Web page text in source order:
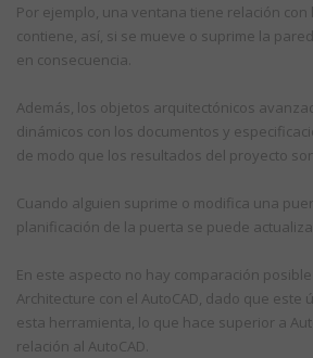
Por ejemplo, una ventana tiene relación con
contiene, así, si se mueve o suprime la
en consecuencia.
Además, los objetos arquitectónicos
dinámicos con los documentos y
de modo que los resultados del proyecto
Cuando alguien suprime o modifica una
planificación de la puerta se puede
En este aspecto no hay comparación posible
Architecture con el AutoCAD, dado que este
esta herramienta, lo que hace superior a
relación al AutoCAD.